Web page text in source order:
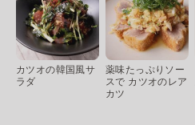
カツオの韓国風サ
ラダ
薬味たっぷりソー
スで カツオのレア
カツ